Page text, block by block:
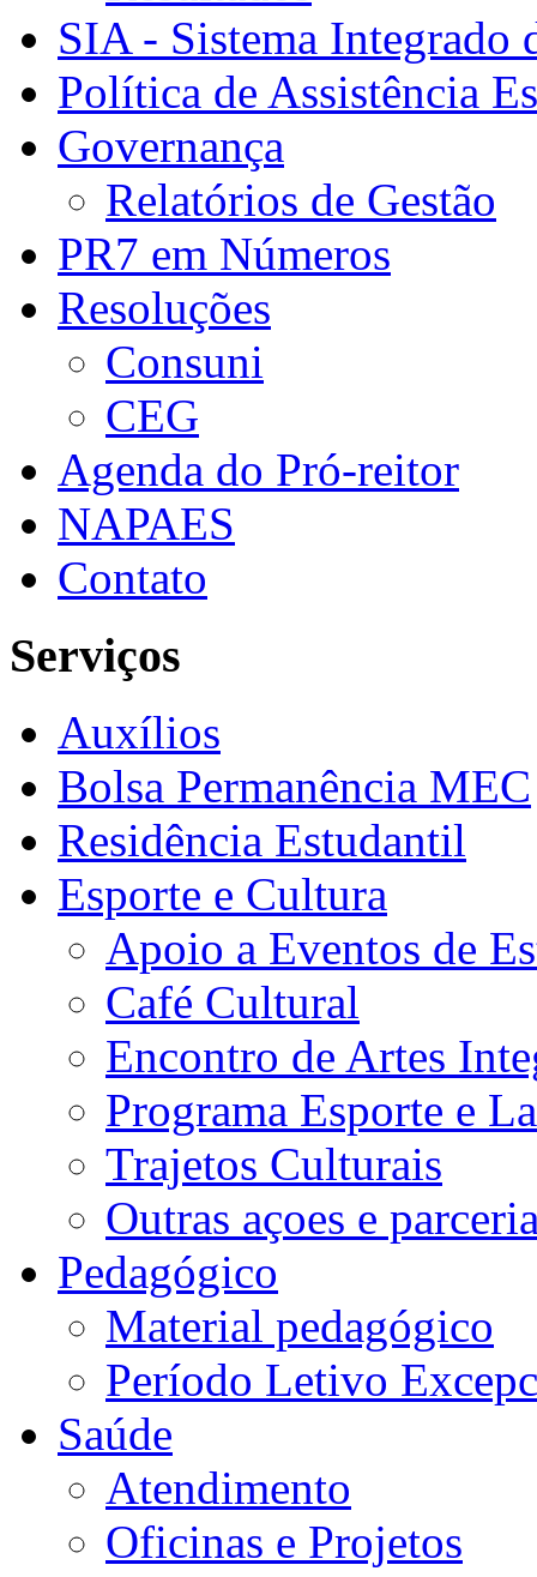
SIA - Sistema Integrado
Política de Assistência
Governança
Relatórios de Gestão
PR7 em Números
Resoluções
Consuni
CEG
Agenda do Pró-reitor
NAPAES
Contato
Serviços
Auxílios
Bolsa Permanência MEC
Residência Estudantil
Esporte e Cultura
Apoio a Eventos de
Café Cultural
Encontro de Artes
Programa Esporte e
Trajetos Culturais
Outras açoes e
Pedagógico
Material pedagógico
Período Letivo
Saúde
Atendimento
Oficinas e Projetos